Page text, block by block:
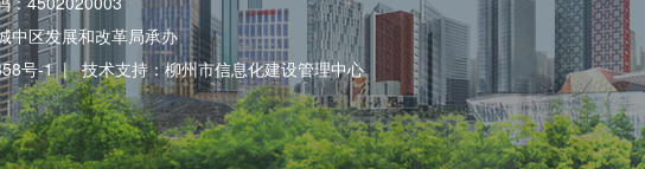
中区发展和改革局承办
号-1 | 技术支持：柳州市信息化建设管理中心